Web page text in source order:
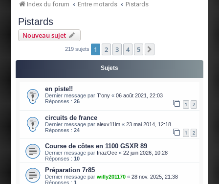
Index du forum Entre motards Pistards
Pistards
Nouveau sujet
219 sujets 1 2 3 4 5
Sujets
en piste!!
Dernier message parT'ony «06 août 2021, 22:03
Réponses :26 1 2
circuits de france
Dernier message paralexv11lm «23 mai 2014, 12:18
Réponses :24 1 2
Course de côtes en 1100 GSXR 89
Dernier message par InazOcc «22 juin 2026, 10:28
Réponses :10
Préparation 7r85
Dernier message parwilly201170 «28 nov. 2025, 21:38
Réponses :1